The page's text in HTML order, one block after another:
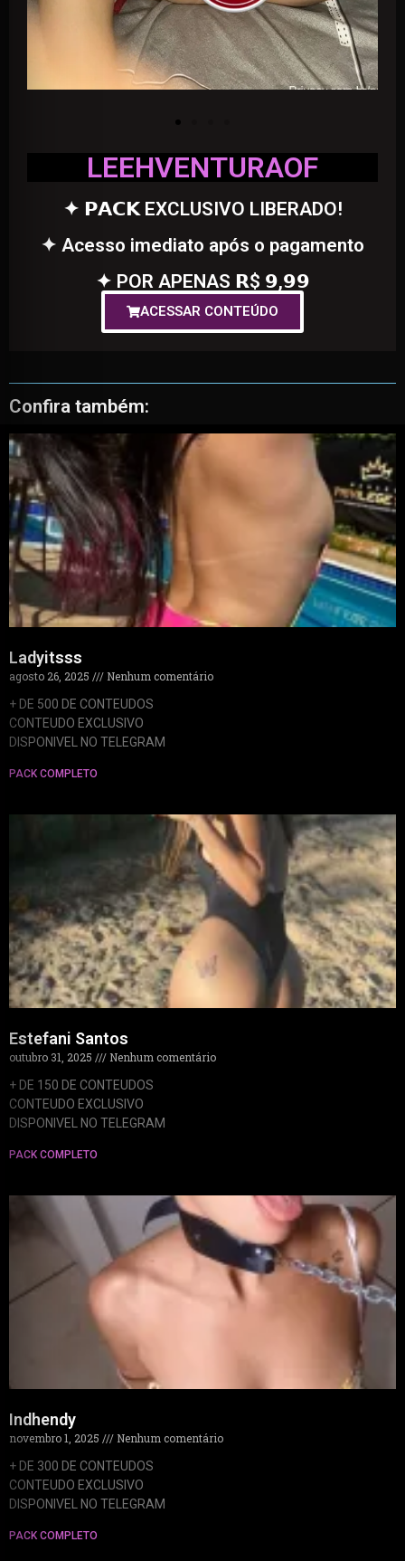
LEEHVENTURAOF
✦ 𝗣𝗔𝗖𝗞 EXCLUSIVO LIBERADO!
✦ Acesso imediato após o pagamento
✦ POR APENAS 𝗥$ 𝟵,𝟵𝟵
ACESSAR CONTEÚDO
Confira também:
Ladyitsss
agosto 26, 2025
Nenhum comentário
+ DE 500 DE CONTEUDOS
CONTEUDO EXCLUSIVO
DISPONIVEL NO TELEGRAM
PACK COMPLETO
Estefani Santos
outubro 31, 2025
Nenhum comentário
+ DE 150 DE CONTEUDOS
CONTEUDO EXCLUSIVO
DISPONIVEL NO TELEGRAM
PACK COMPLETO
Indhendy
novembro 1, 2025
Nenhum comentário
+ DE 300 DE CONTEUDOS
CONTEUDO EXCLUSIVO
DISPONIVEL NO TELEGRAM
PACK COMPLETO